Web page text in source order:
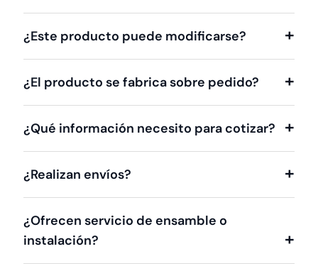
¿Este producto puede modificarse?
¿El producto se fabrica sobre pedido?
¿Qué información necesito para cotizar?
¿Realizan envíos?
¿Ofrecen servicio de ensamble o
instalación?